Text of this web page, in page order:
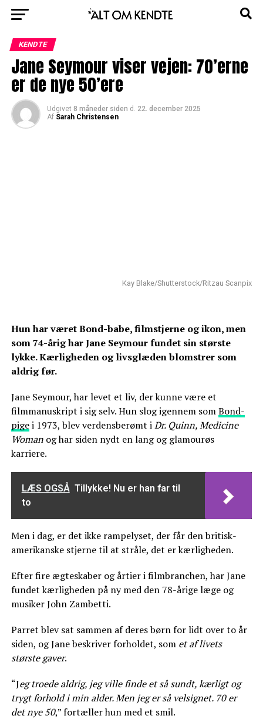
KENDTE
Jane Seymour viser vejen: 70’erne
er de nye 50’ere
Udgivet 8 måneder siden d. 22. december 2025
Af Sarah Christensen
Kay Blake/Shutterstock/Ritzau Scanpix
Hun har været Bond-babe, filmstjerne og ikon, men
som 74-årig har Jane Seymour fundet sin største
lykke. Kærligheden og livsglæden blomstrer som
aldrig før.
Jane Seymour, har levet et liv, der kunne være et
filmmanuskript i sig selv. Hun slog igennem somBond-
pigei 1973, blev verdensberømt iDr. Quinn, Medicine
Womanog har siden nydt en lang og glamourøs
karriere.
LÆS OGSÅ Tillykke! Nu er han far til
to
Men i dag, er det ikke rampelyset, der får den britisk-
amerikanske stjerne til at stråle, det er kærligheden.
Efter fire ægteskaber og årtier i filmbranchen, har Jane
fundet kærligheden på ny med den 78-årige læge og
musiker John Zambetti.
Parret blev sat sammen af deres børn for lidt over to år
siden, og Jane beskriver forholdet, som et af livets
største gaver.
“Jeg troede aldrig, jeg ville finde et så sundt, kærligt og
trygt forhold i min alder. Men jeg er så velsignet. 70 er
det nye 50,” fortæller hun med et smil.